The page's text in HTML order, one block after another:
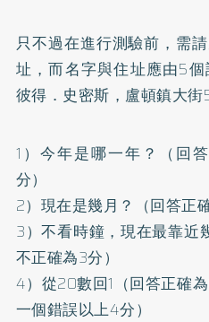
只不過在進行測驗前，需
址，而名字與住址應由5
彼得．史密斯，盧頓鎮大街
1）今年是哪一年？（回
分）
2）現在是幾月？（回答正
3）不看時鐘，現在最靠近
不正確為3分）
4）從20數回1（回答正確
一個錯誤以上4分）